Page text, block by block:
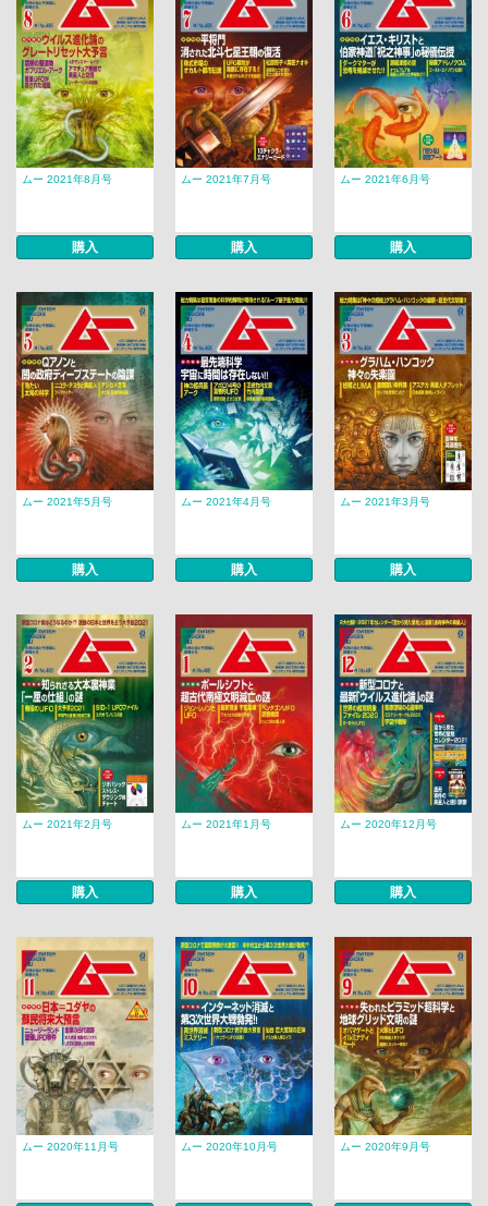
ムー 2021年8月号
購入
ムー 2021年7月号
購入
ムー 2021年6月号
購入
ムー 2021年5月号
購入
ムー 2021年4月号
購入
ムー 2021年3月号
購入
ムー 2021年2月号
購入
ムー 2021年1月号
購入
ムー 2020年12月号
購入
ムー 2020年11月号 ムー 2020年10月号 ムー 2020年9月号